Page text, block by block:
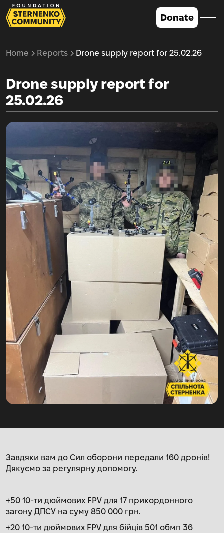
Donate
Home Reports Drone supply report for 25.02.26
Drone supply report for
25.02.26
Завдяки вам до Сил оборони передали 160 дронів!
Дякуємо за регулярну допомогу.
+50 10-ти дюймових FPV для 17 прикордонного
загону ДПСУ на суму 850 000 грн.
+20 10-ти дюймових FPV для бійців 501 обмп 36